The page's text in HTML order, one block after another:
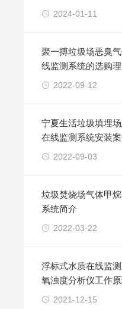
2024-01-11
聚一搏垃圾场恶臭
线监测系统的选购
2022-09-12
宁夏生活垃圾填埋
在线监测系统安装
2022-09-03
垃圾焚烧场气体甲
系统简介
2022-03-22
浮标式水质在线监
氧浊度分析仪工作
2021-12-15